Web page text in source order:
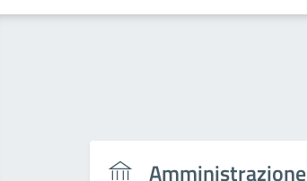
Amministrazione